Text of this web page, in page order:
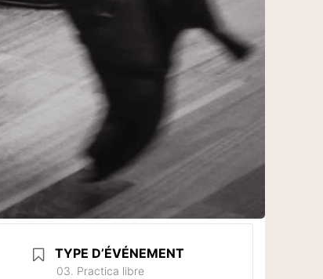
TYPE D’ÉVÉNEMENT
03. Practica libre